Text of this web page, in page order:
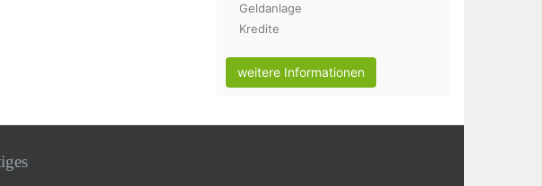
Geldanlage
Kredite
weitere Informationen